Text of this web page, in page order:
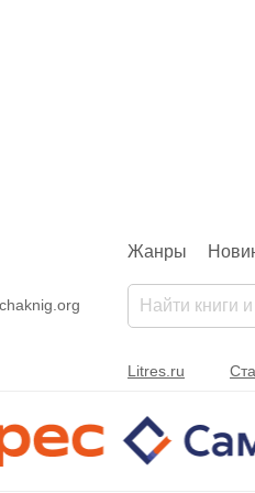
Жанры
Litres.ru